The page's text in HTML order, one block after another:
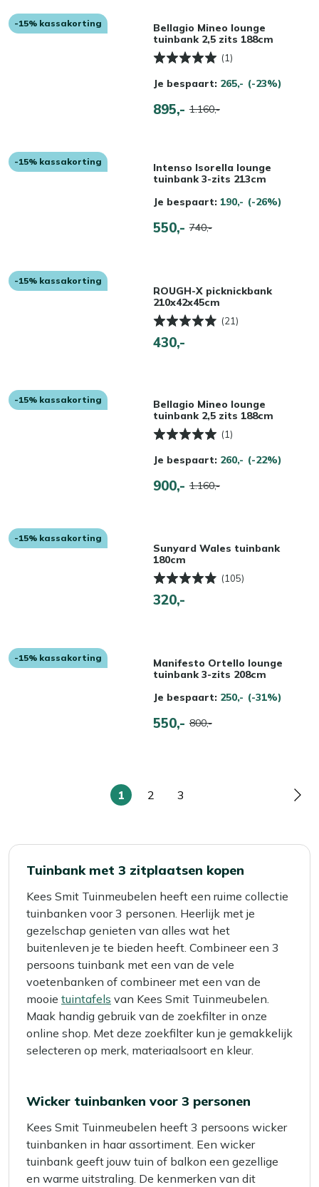
-15% kassakorting
Bellagio Mineo lounge
tuinbank 2,5 zits 188cm
(1)
Je bespaart: 265,- (-23%)
895,- 1.160,-
-15% kassakorting
Intenso Isorella lounge
tuinbank 3-zits 213cm
Je bespaart: 190,- (-26%)
550,- 740,-
-15% kassakorting
ROUGH-X picknickbank
210x42x45cm
(21)
430,-
-15% kassakorting
Bellagio Mineo lounge
tuinbank 2,5 zits 188cm
(1)
Je bespaart: 260,- (-22%)
900,- 1.160,-
-15% kassakorting
Sunyard Wales tuinbank
180cm
(105)
320,-
-15% kassakorting
Manifesto Ortello lounge
tuinbank 3-zits 208cm
Je bespaart: 250,- (-31%)
550,- 800,-
U
1
Pagina
2
Pagina
3
Tuinbank met 3 zitplaatsen kopen
Kees Smit Tuinmeubelen heeft een ruime collectie
tuinbanken voor 3 personen. Heerlijk met je
gezelschap genieten van alles wat het
buitenleven je te bieden heeft. Combineer een 3
persoons tuinbank met een van de vele
voetenbanken of combineer met een van de
mooie tuintafels van Kees Smit Tuinmeubelen.
Maak handig gebruik van de zoekfilter in onze
online shop. Met deze zoekfilter kun je gemakkelijk
selecteren op merk, materiaalsoort en kleur.
Wicker tuinbanken voor 3 personen
Kees Smit Tuinmeubelen heeft 3 persoons wicker
tuinbanken in haar assortiment. Een wicker
tuinbank geeft jouw tuin of balkon een gezellige
en warme uitstraling. De kenmerken van dit